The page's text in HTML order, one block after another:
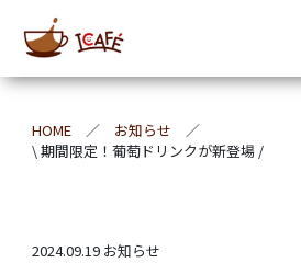
HOME
お知らせ
\ 期間限定！葡萄ドリンクが新登場 /
2024.09.19 お知らせ